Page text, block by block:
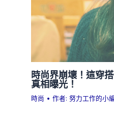
時尚界崩壞！這穿
真相曝光！
時尚 • 作者:努力工作的小